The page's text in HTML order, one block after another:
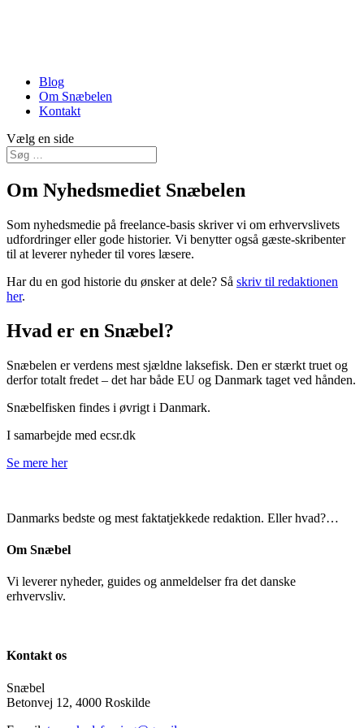
Blog
Om Snæbelen
Kontakt
Vælg en side
Om Nyhedsmediet Snæbelen
Som nyhedsmedie på freelance-basis skriver vi om erhvervslivets
udfordringer eller gode historier. Vi benytter også gæste-skribenter
til at leverer nyheder til vores læsere.
Har du en god historie du ønsker at dele? Så skriv til redaktionen
her.
Hvad er en Snæbel?
Snæbelen er verdens mest sjældne laksefisk. Den er stærkt truet og
derfor totalt fredet – det har både EU og Danmark taget ved hånden.
Snæbelfisken findes i øvrigt i Danmark.
I samarbejde med ecsr.dk
Se mere her
Danmarks bedste og mest faktatjekkede redaktion. Eller hvad?…
Om Snæbel
Vi leverer nyheder, guides og anmeldelser fra det danske
erhvervsliv.
Kontakt os
Snæbel
Betonvej 12, 4000 Roskilde